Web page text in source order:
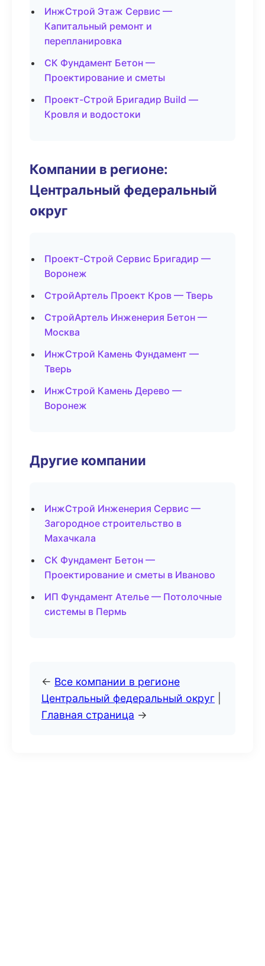
ИнжСтрой Этаж Сервис —
Капитальный ремонт и
перепланировка
СК Фундамент Бетон —
Проектирование и сметы
Проект-Строй Бригадир Build —
Кровля и водостоки
Компании в регионе:
Центральный федеральный
округ
Проект-Строй Сервис Бригадир —
Воронеж
СтройАртель Проект Кров — Тверь
СтройАртель Инженерия Бетон —
Москва
ИнжСтрой Камень Фундамент —
Тверь
ИнжСтрой Камень Дерево —
Воронеж
Другие компании
ИнжСтрой Инженерия Сервис —
Загородное строительство в
Махачкала
СК Фундамент Бетон —
Проектирование и сметы в Иваново
ИП Фундамент Ателье — Потолочные
системы в Пермь
← Все компании в регионе
Центральный федеральный округ
Главная страница →